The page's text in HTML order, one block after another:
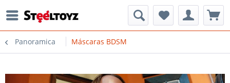
Panoramica Máscaras BDSM